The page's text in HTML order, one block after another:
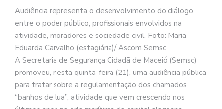
Audiência representa o desenvolvimento do diálogo
entre o poder público, profissionais envolvidos na
atividade, moradores e sociedade civil. Foto: Maria
Eduarda Carvalho (estagiária)/ Ascom Semsc
A Secretaria de Segurança Cidadã de Maceió (Semsc)
promoveu, nesta quinta-feira (21), uma audiência pública
para tratar sobre a regulamentação dos chamados
“banhos de lua”, atividade que vem crescendo nos